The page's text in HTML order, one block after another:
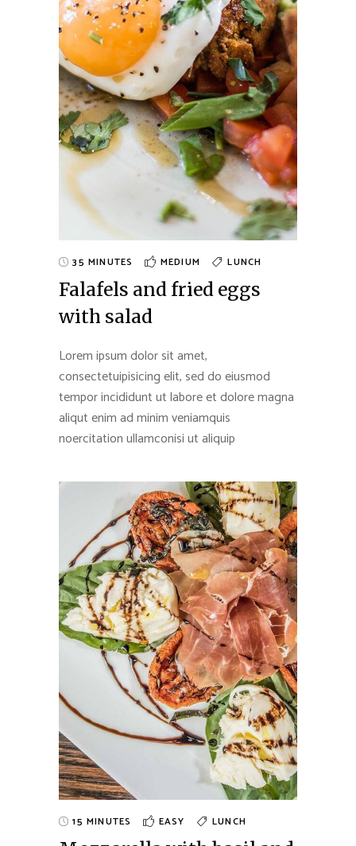
35 MINUTES MEDIUM LUNCH
Falafels and fried eggs
with salad
Lorem ipsum dolor sit amet,
consectetuipisicing elit, sed do eiusmod
tempor incididunt ut labore et dolore magna
aliqut enim ad minim veniamquis
noercitation ullamconisi ut aliquip
15 MINUTES EASY LUNCH